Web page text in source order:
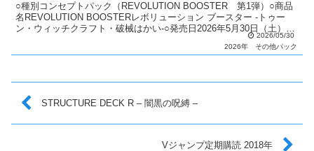
○種別コンセプトパック（REVOLUTION BOOSTER 第1弾）○商品
名REVOLUTION BOOSTERレボリューション ブースター -トゥー
ン・ウィッチクラフト・破械はかい-○発売日2026年5月30日（土）○
2026/05/30
2026年
その他パック
STRUCTURE DECK R – 闇黒の呪縛 –
Vジャンプ定期購読 2018年